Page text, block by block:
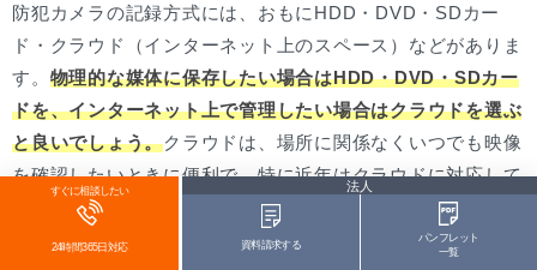
防犯カメラの記録方式には、おもにHDD・DVD・SDカー
ド・クラウド（インターネット上のスペース）などがありま
す。 物理的な媒体に保存したい場合はHDD・DVD・SDカー
ドを、インターネット上で管理したい場合はクラウドを選ぶ
と良いでしょう。クラウドは、場所に関係なくいつでも映像
を確認したいときに便利で、特に近年はクラウドに対応して
いるカメラが増えています。
すぐに相談したい
24時間365日対応
法人
資料請求する
パンフレット
一覧